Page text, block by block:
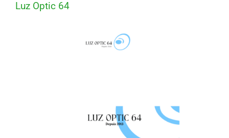
Luz Optic 64